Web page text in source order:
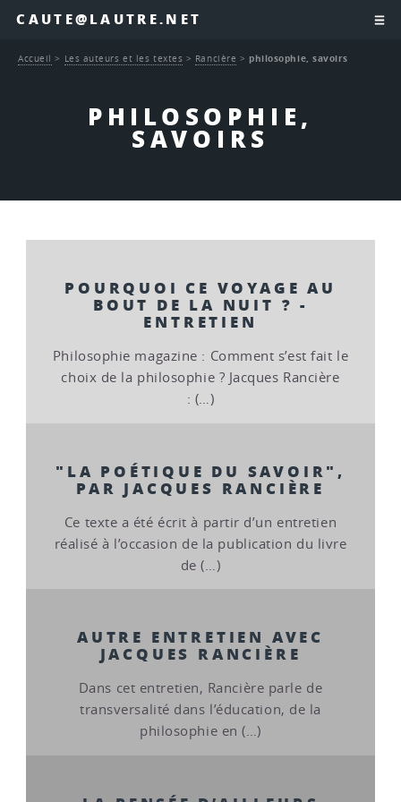
CAUTE@LAUTRE.NET
PHILOSOPHIE,
SAVOIRS
Accueil > Les auteurs et les textes > Rancière > philosophie, savoirs
POURQUOI CE VOYAGE AU
BOUT DE LA NUIT ? -
ENTRETIEN
Philosophie magazine : Comment s’est fait le
choix de la philosophie ? Jacques Rancière
: (…)
"LA POÉTIQUE DU SAVOIR",
PAR JACQUES RANCIÈRE
Ce texte a été écrit à partir d’un entretien
réalisé à l’occasion de la publication du livre
de (…)
AUTRE ENTRETIEN AVEC
JACQUES RANCIÈRE
Dans cet entretien, Rancière parle de
transversalité dans l’éducation, de la
philosophie en (…)